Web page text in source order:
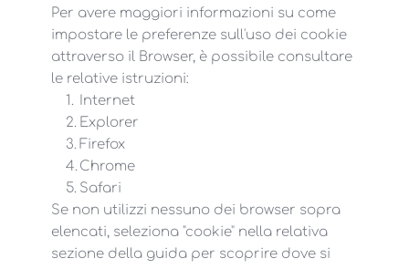
Per avere maggiori informazioni su come
impostare le preferenze sull'uso dei cookie
attraverso il Browser, è possibile consultare
le relative istruzioni:
Internet
Explorer
Firefox
Chrome
Safari
Se non utilizzi nessuno dei browser sopra
elencati, seleziona "cookie" nella relativa
sezione della guida per scoprire dove si